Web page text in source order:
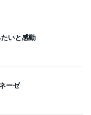
いと感動
ーゼ